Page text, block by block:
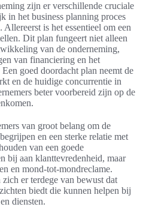
zijn er verschillende cruciale
in het business planning proces
is het essentieel om een
Dit plan fungeert niet alleen
van de onderneming,
van financiering en het
goed doordacht plan neemt de
en de huidige concurrentie in
beter voorbereid zijn op de
van groot belang om de
en een sterke relatie met
van een goede
bij aan klanttevredenheid, maar
en mond-tot-mondreclame.
er terdege van bewust dat
biedt die kunnen helpen bij
diensten.